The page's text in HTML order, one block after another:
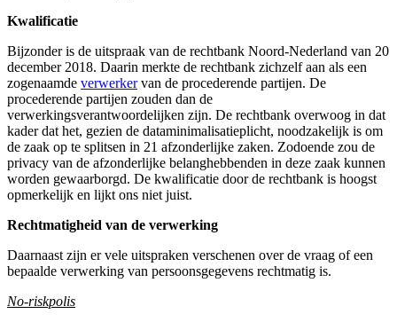
Kwalificatie
Bijzonder is de uitspraak van de rechtbank Noord-Nederland van 20
december 2018. Daarin merkte de rechtbank zichzelf aan als een
zogenaamde verwerkervan de procederende partijen. De
procederende partijen zouden dan de
verwerkingsverantwoordelijken zijn. De rechtbank overwoog in dat
kader dat het, gezien de dataminimalisatieplicht, noodzakelijk is om
de zaak op te splitsen in 21 afzonderlijke zaken. Zodoende zou de
privacy van de afzonderlijke belanghebbenden in deze zaak kunnen
worden gewaarborgd. De kwalificatie door de rechtbank is hoogst
opmerkelijk en lijkt ons niet juist.
Rechtmatigheid van de verwerking
Daarnaast zijn er vele uitspraken verschenen over de vraag of een
bepaalde verwerking van persoonsgegevens rechtmatig is.
No-riskpolis